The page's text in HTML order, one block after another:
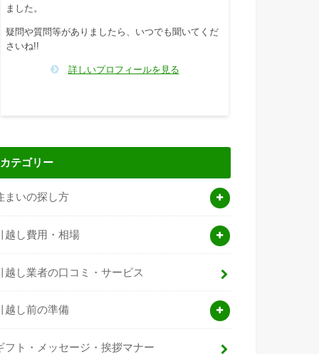
ました。
疑問や質問等がありましたら、いつでも聞いてくだ
さいね!!
詳しいプロフィールを見る
カテゴリー
まいの探し方
越し費用・相場
越し業者の口コミ・サービス
越し前の準備
フト・メッセージ・挨拶マナー